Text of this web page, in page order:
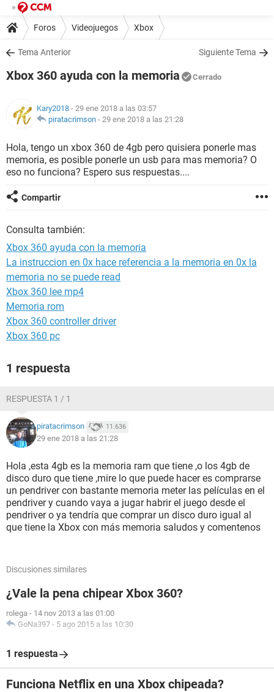
Foros Videojuegos Xbox
Tema Anterior Siguiente Tema
Xbox 360 ayuda con la memoria Cerrado
Kary2018 - 29 ene 2018 a las 03:57
piratacrimson - 29 ene 2018 a las 21:28
Hola, tengo un xbox 360 de 4gb pero quisiera ponerle mas
memoria, es posible ponerle un usb para mas memoria? O
eso no funciona? Espero sus respuestas....
Compartir
Consulta también:
Xbox 360 ayuda con la memoria
La instruccion en 0x hace referencia a la memoria en 0x la
memoria no se puede read
Xbox 360 lee mp4
Memoria rom
Xbox 360 controller driver
Xbox 360 pc
1 respuesta
RESPUESTA 1 / 1
piratacrimson 11.636
29 ene 2018 a las 21:28
Hola ,esta 4gb es la memoria ram que tiene ,o los 4gb de
disco duro que tiene ,mire lo que puede hacer es comprarse
un pendriver con bastante memoria meter las películas en el
pendriver y cuando vaya a jugar habrir el juego desde el
pendriver o ya tendría que comprar un disco duro igual al
que tiene la Xbox con más memoria saludos y comentenos
Discusiones similares
¿Vale la pena chipear Xbox 360?
rolega - 14 nov 2013 a las 01:00
GoNa397 - 5 ago 2015 a las 10:30
1 respuesta
Funciona Netflix en una Xbox chipeada?